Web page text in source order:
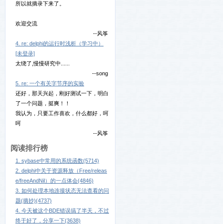
所以就摘录下来了。
欢迎交流
--风筝
4. re: delphi的运行时浅析（学习中）
[未登录]
太绕了,慢慢研究中......
--song
5. re: 一个有关字节序的实验
还好，那天兴起，刚好测试一下，明白
了一个问题，挺爽！！
我认为，只要工作喜欢，什么都好，呵
呵
--风筝
阅读排行榜
1. sybase中常用的系统函数(5714)
2. delphi中关于资源释放（Free/releas
e/freeAndNil）的一点体会(4846)
3. 如何处理本地连接状态无法查看的问
题(摘抄)(4737)
4. 今天被这个BDE错误搞了半天，不过
终于好了，分享一下(3638)